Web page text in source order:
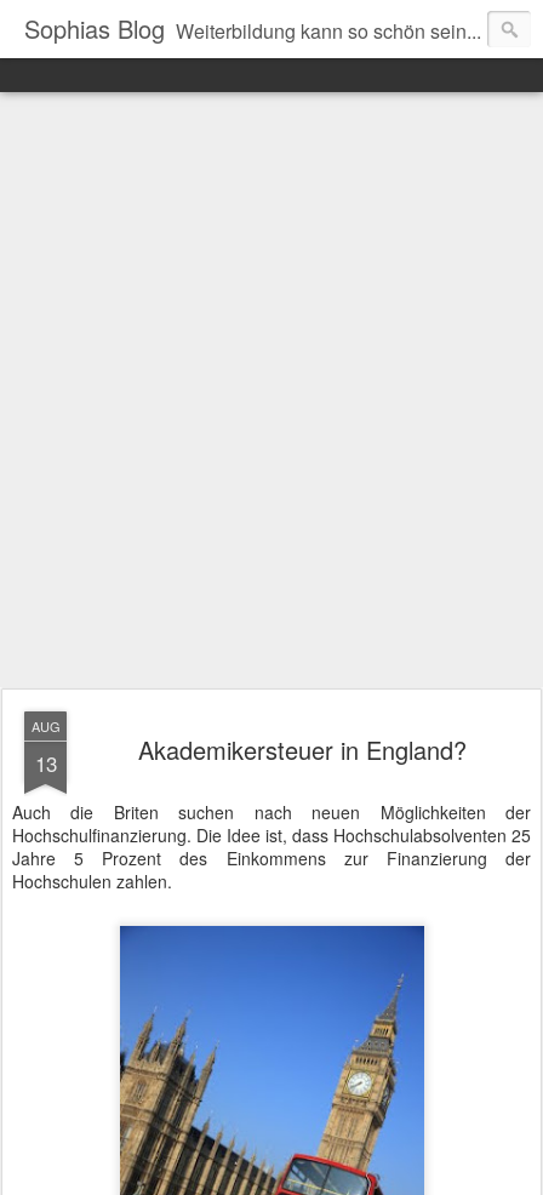
Sophias Blog Weiterbildung kann so schön sein...
AUG
13 Akademikersteuer in England?
Auch die Briten suchen nach neuen Möglichkeiten der
Hochschulfinanzierung. Die Idee ist, dass Hochschulabsolventen 25
Jahre 5 Prozent des Einkommens zur Finanzierung der
Hochschulen zahlen.